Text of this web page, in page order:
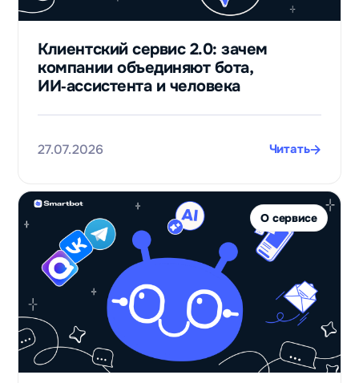
контактов
клиентов
получили с
нуля после
Черников
Финансовый
лидогенератор
Телепорт
в
125
раз
Клиентский сервис 2.0: зачем
компании объединяют бота,
ИИ‑ассистента и человека
27.07.2026 Читать
О сервисе